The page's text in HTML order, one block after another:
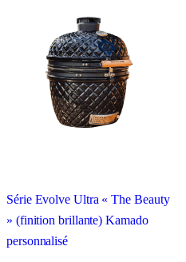
Série Evolve Ultra « The Beauty
» (finition brillante) Kamado
personnalisé